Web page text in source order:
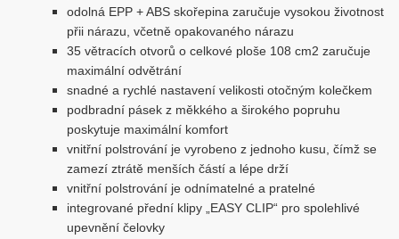
odolná EPP + ABS skořepina zaručuje vysokou životnost
přii nárazu, včetně opakovaného nárazu
35 větracích otvorů o celkové ploše 108 cm2 zaručuje
maximální odvětrání
snadné a rychlé nastavení velikosti otočným kolečkem
podbradní pásek z měkkého a širokého popruhu
poskytuje maximální komfort
vnitřní polstrování je vyrobeno z jednoho kusu, čímž se
zamezí ztrátě menších částí a lépe drží
vnitřní polstrování je odnímatelné a pratelné
integrované přední klipy „EASY CLIP“ pro spolehlivé
upevnění čelovky